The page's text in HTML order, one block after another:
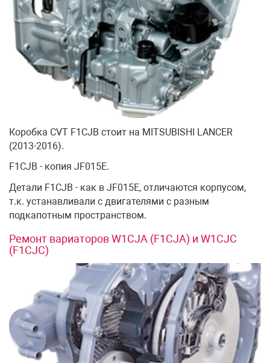
Коробка CVT F1CJB стоит на MITSUBISHI LANCER
(2013-2016).
F1CJB - копия JF015E.
Детали F1CJB - как в JF015E, отличаются корпусом,
т.к. устанавливали с двигателями с разным
подкапотным пространством.
Ремонт вариаторов W1CJA (F1CJA) и W1CJC
(F1CJC)